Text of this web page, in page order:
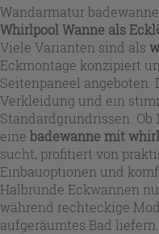
Wandarmatur badewanne
Whirlpool Wanne als
Viele Varianten sind als
Eckmontage konzipiert
Seitenpaneel angeboten.
Verkleidung und ein
Standardgrundrissen. Ob
eine badewanne mit
sucht, profitiert von
Einbauoptionen und
Halbrunde Eckwannen
während rechteckige
aufgeräumtes Bad liefern.